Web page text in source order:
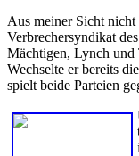
Aus meiner Sicht nicht
Verbrechersyndikat
Mächtigen, Lynch und
Wechselte er bereits
spielt beide Parteien